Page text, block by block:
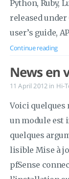
Python, Ruby,
released under
user’s guide,
Continue reading
News en
11 April 2012 in Hi-
Voici quelques
un module est
quelques
lisible Mise à
pfSense